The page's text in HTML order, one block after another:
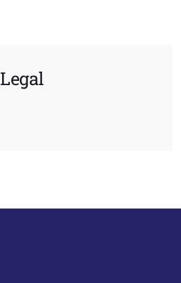
Legal